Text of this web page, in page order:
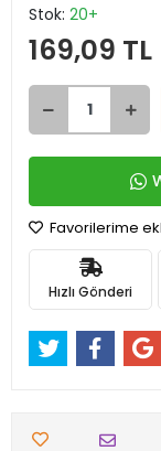
Stok: 20+
169,09 TL
Favorilerime
Hızlı Gönderi